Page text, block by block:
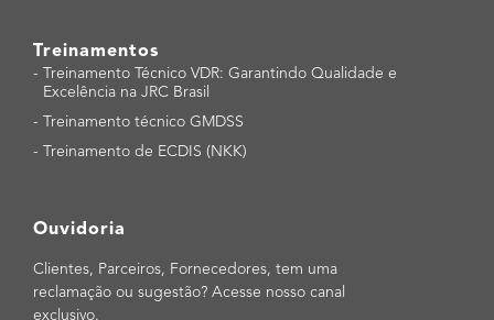
Treinamentos
- Treinamento Técnico VDR: Garantindo Qualidade e
Excelência na JRC Brasil
- Treinamento técnico GMDSS
- Treinamento de ECDIS (NKK)
Ouvidoria
Clientes, Parceiros, Fornecedores, tem uma
reclamação ou sugestão? Acesse nosso canal
exclusivo.